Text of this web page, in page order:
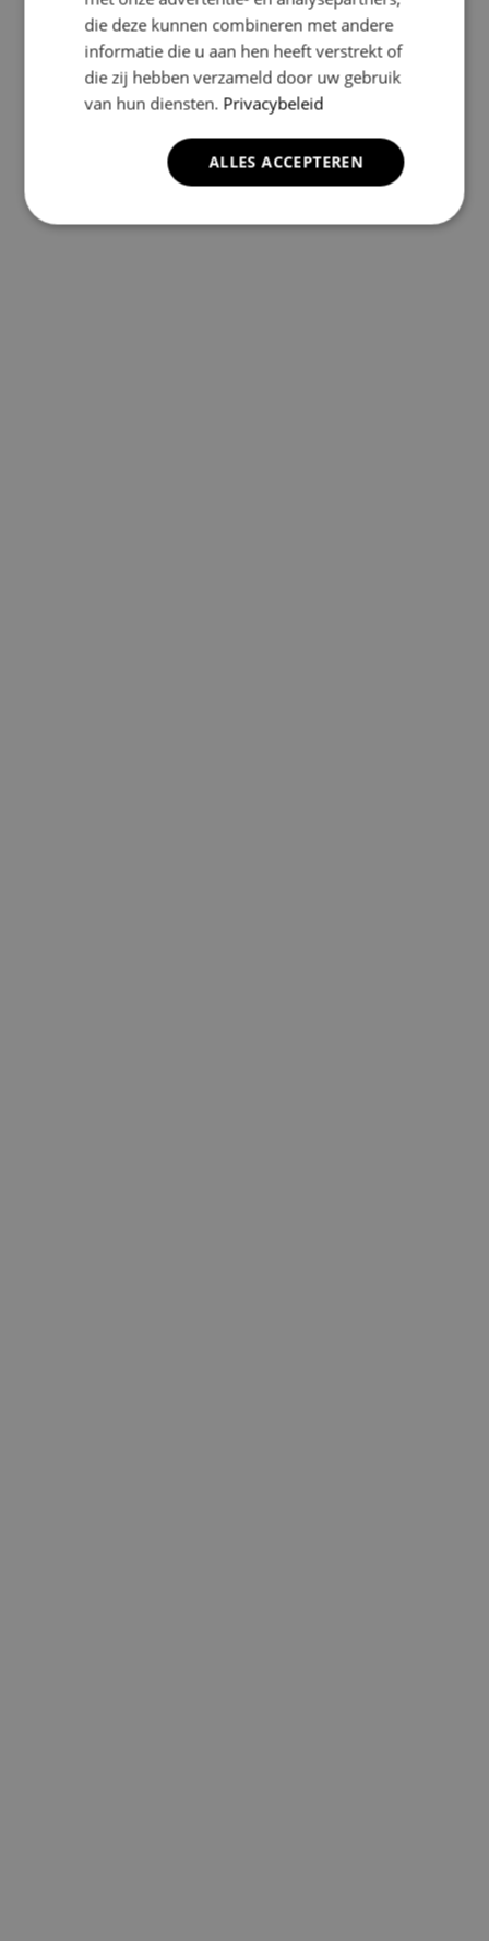
die deze kunnen combineren met andere
informatie die u aan hen heeft verstrekt of
die zij hebben verzameld door uw gebruik
van hun diensten. Privacybeleid
ALLES ACCEPTEREN